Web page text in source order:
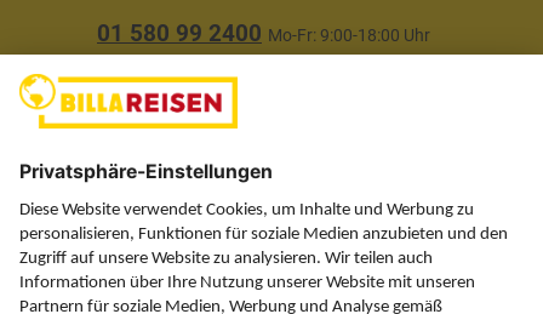
01 580 99 2400 Mo-Fr: 9:00-18:00 Uhr
Über uns
Service
Information
Folgen Sie uns auf